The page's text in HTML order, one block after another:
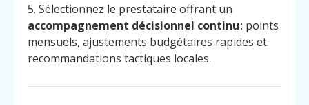
5. Sélectionnez le prestataire offrant un
accompagnement décisionnel continu: points
mensuels, ajustements budgétaires rapides et
recommandations tactiques locales.